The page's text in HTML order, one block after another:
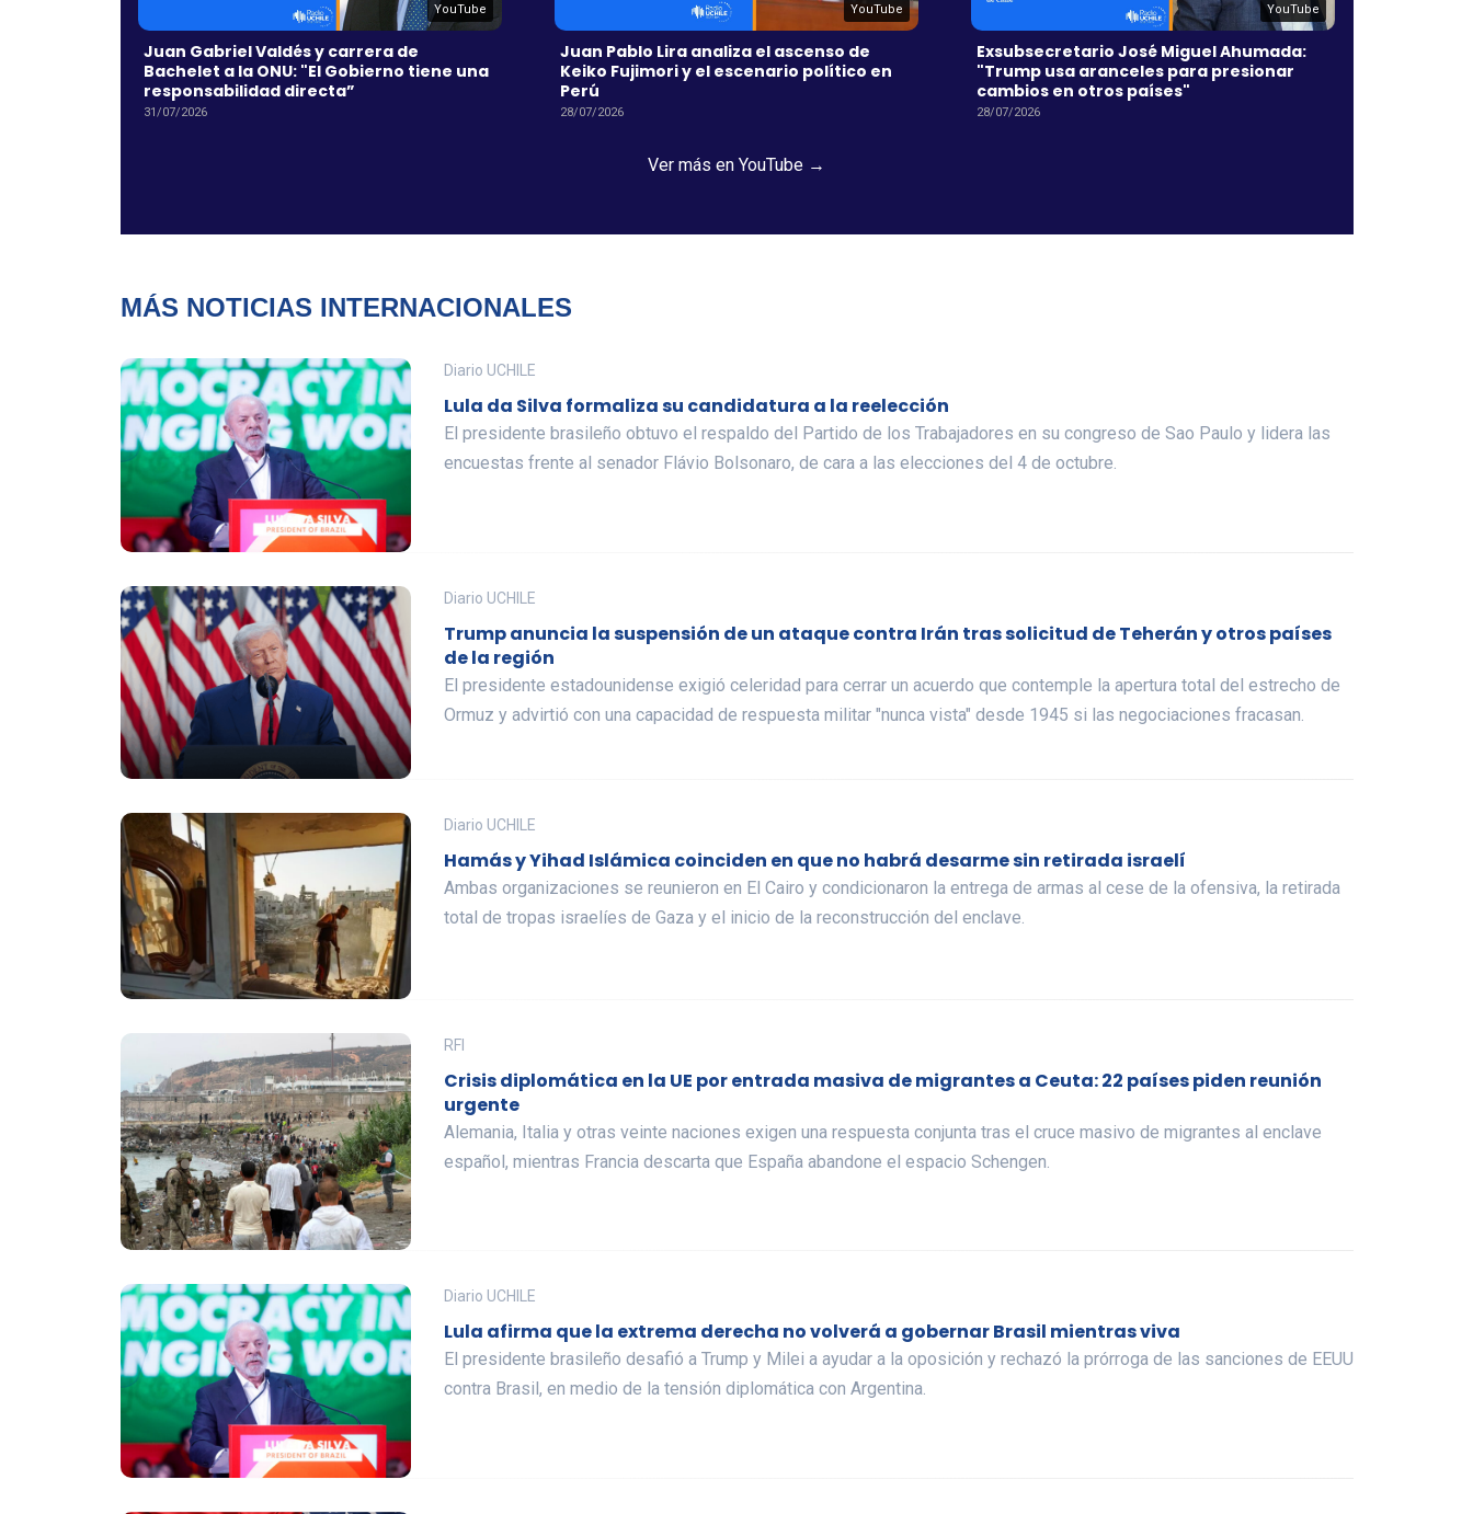
YouTube
Juan Gabriel Valdés y carrera de
Bachelet a la ONU: "El Gobierno tiene una
responsabilidad directa”
31/07/2026
YouTube
Juan Pablo Lira analiza el ascenso de
Keiko Fujimori y el escenario político en
Perú
28/07/2026
YouTube
Exsubsecretario José Miguel Ahumada:
"Trump usa aranceles para presionar
cambios en otros países"
28/07/2026
Ver más en YouTube →
MÁS NOTICIAS INTERNACIONALES
Diario UCHILE
Lula da Silva formaliza su candidatura a la reelección
El presidente brasileño obtuvo el respaldo del Partido de los Trabajadores en su congreso de Sao Paulo y lidera las
encuestas frente al senador Flávio Bolsonaro, de cara a las elecciones del 4 de octubre.
Diario UCHILE
Trump anuncia la suspensión de un ataque contra Irán tras solicitud de Teherán y otros países
de la región
El presidente estadounidense exigió celeridad para cerrar un acuerdo que contemple la apertura total del estrecho de
Ormuz y advirtió con una capacidad de respuesta militar "nunca vista" desde 1945 si las negociaciones fracasan.
Diario UCHILE
Hamás y Yihad Islámica coinciden en que no habrá desarme sin retirada israelí
Ambas organizaciones se reunieron en El Cairo y condicionaron la entrega de armas al cese de la ofensiva, la retirada
total de tropas israelíes de Gaza y el inicio de la reconstrucción del enclave.
RFI
Crisis diplomática en la UE por entrada masiva de migrantes a Ceuta: 22 países piden reunión
urgente
Alemania, Italia y otras veinte naciones exigen una respuesta conjunta tras el cruce masivo de migrantes al enclave
español, mientras Francia descarta que España abandone el espacio Schengen.
Diario UCHILE
Lula afirma que la extrema derecha no volverá a gobernar Brasil mientras viva
El presidente brasileño desafió a Trump y Milei a ayudar a la oposición y rechazó la prórroga de las sanciones de EEUU
contra Brasil, en medio de la tensión diplomática con Argentina.